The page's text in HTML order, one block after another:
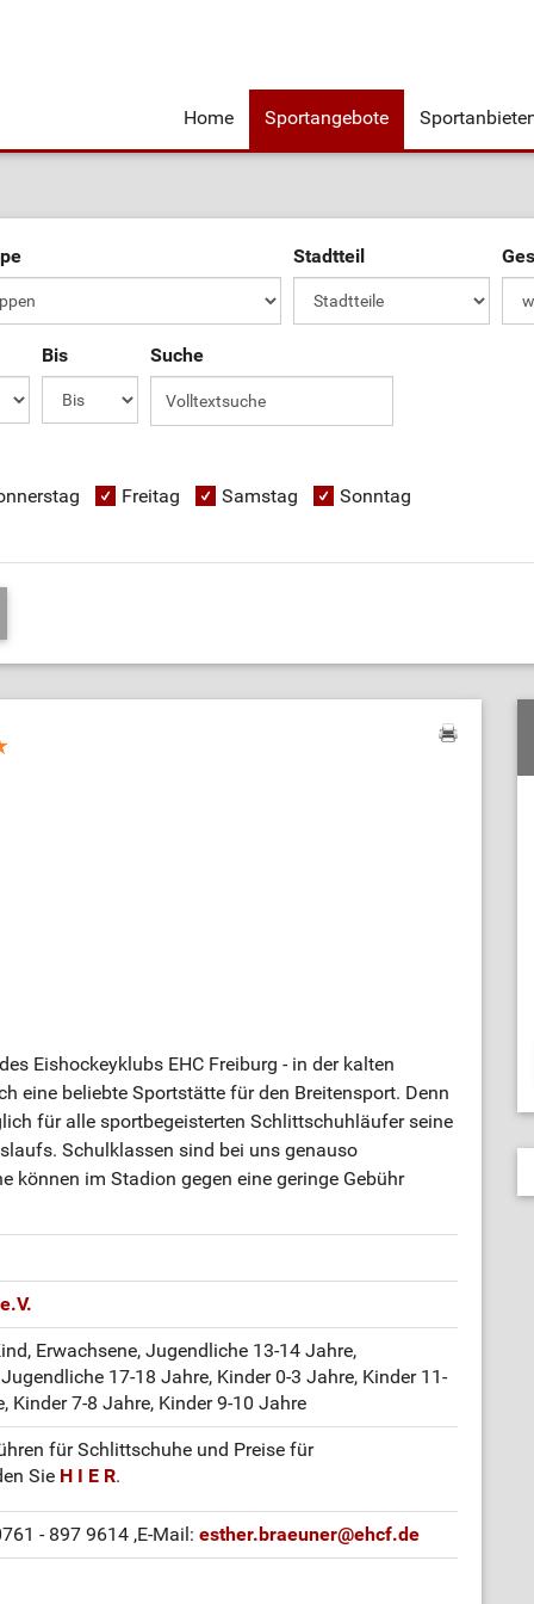
Home Sportangebote
Stadtteil
Bis Suche
Freitag Samstag Sonntag
Eishockeyklubs EHC Freiburg - in der kalten
eine beliebte Sportstätte für den Breitensport. Denn
für alle sportbegeisterten Schlittschuhläufer seine
Schulklassen sind bei uns genauso
können im Stadion gegen eine geringe Gebühr
Erwachsene, Jugendliche 13-14 Jahre,
17-18 Jahre, Kinder 0-3 Jahre, Kinder 11-
Kinder 7-8 Jahre, Kinder 9-10 Jahre
für Schlittschuhe und Preise für
Sie H I E R.
- 897 9614 ,E-Mail: esther.braeuner@ehcf.de